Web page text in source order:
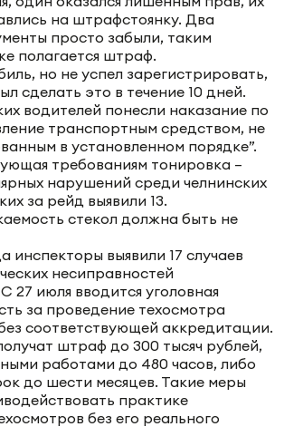
на штрафстоянку. Два
просто забыли, таким
полагается штраф.
но не успел зарегистрировать,
сделать это в течение 10 дней.
водителей понесли наказание по
транспортным средством, не
в установленном порядке”.
требованиям тонировка –
нарушений среди челнинских
за рейд выявили 13.
стекол должна быть не
инспекторы выявили 17 случаев
несиправностей
27 июля вводится уголовная
за проведение техосмотра
соответствующей аккредитации.
штраф до 300 тысяч рублей,
работами до 480 часов, либо
до шести месяцев. Такие меры
практике
без его реального